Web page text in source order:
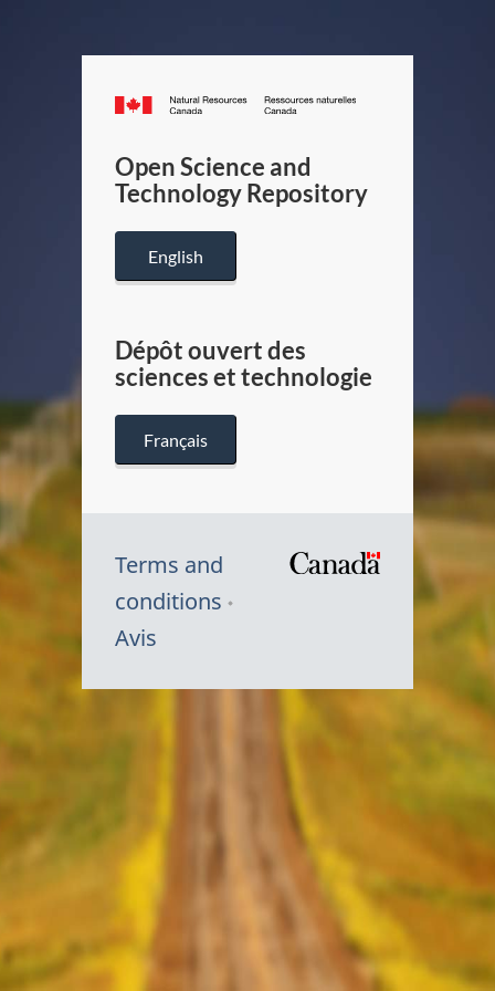
Canada.ca
/
Canada
Open Science and
Technology Repository
English
Dépôt ouvert des
sciences et technologie
Français
Terms and
conditions
Avis
Symbole
Canada